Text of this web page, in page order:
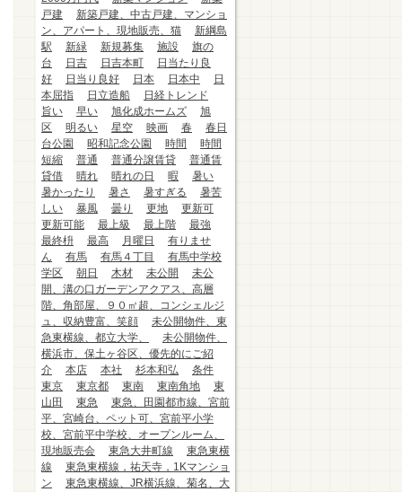
戸建
新築戸建、中古戸建、マンショ
ン、アパート、現地販売、猫
新綱島
駅
新緑 新規募集 施設
旗の
台
日吉 日吉本町
日当たり良
好
日当り良好 日本 日本中
日
本屈指
日立造船
日経トレンド
旨い
早い 旭化成ホームズ
旭
区
明るい 星空 映画 春
春日
台公園
昭和記念公園 時間
時間
短縮
普通 普通分譲賃貸
普通賃
貸借
晴れ 晴れの日 暇
暑い
暑かったり
暑さ 暑すぎる
暑苦
しい
暴風 曇り 更地
更新可
更新可能
最上級 最上階
最強
最終枡
最高 月曜日
有りませ
ん
有馬 有馬４丁目
有馬中学校
学区
朝日 木材 未公開
未公
開、溝の口ガーデンアクアス、高層
階、角部屋、９０㎡超、コンシェルジ
ュ、収納豊富、笑顔
未公開物件、東
急東横線、都立大学、
未公開物件、
横浜市、保土ヶ谷区、優先的にご紹
介
本店 本社 杉本和弘
条件
東京
東京都 東南 東南角地
東
山田
東急
東急、田園都市線、宮前
平、宮崎台、ペット可、宮前平小学
校、宮前平中学校、オープンルーム、
現地販売会
東急大井町線
東急東横
線
東急東横線，祐天寺，1Kマンショ
ン
東急東横線、JR横浜線、菊名、大